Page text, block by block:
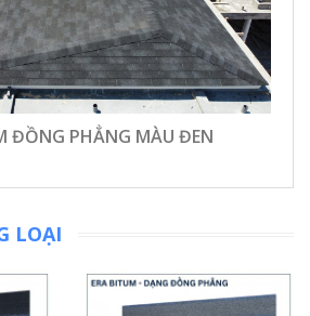
ĐỒNG PHẲNG MÀU ĐEN
LOẠI